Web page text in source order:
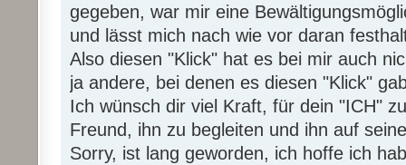
gegeben, war mir eine
und lässt mich nach wie vor daran
Also diesen "Klick" hat es bei mir auch
ja andere, bei denen es diesen "Klick"
Ich wünsch dir viel Kraft, für dein "ICH"
Freund, ihn zu begleiten und ihn auf
Sorry, ist lang geworden, ich hoffe ich